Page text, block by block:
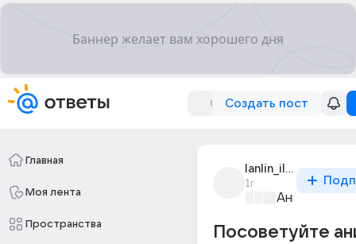
Создать пост
Главная
Моя лента
Пространства
lanlin_ilanrei
1г
Аниме и
Посоветуйте